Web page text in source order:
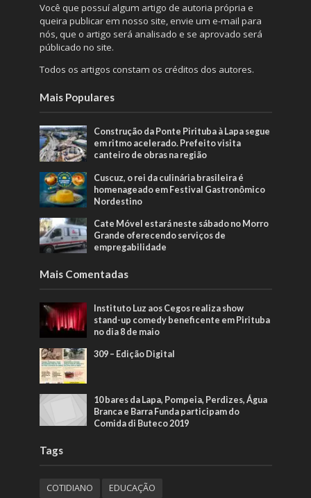
Você que possuí algum artigo de autoria própria e
queira publicar em nosso site, envie um e-mail para
nós, que o artigo será analisado e se aprovado será
públicado no site.
Todos os artigos constam os créditos dos autores.
Mais Populares
Construção da Ponte Pirituba à Lapa segue
em ritmo acelerado. Prefeito visita
canteiro de obras na região
Cuscuz, o rei da culinária brasileira é
homenageado em Festival Gastronômico
Nordestino
Cate Móvel estará neste sábado no Morro
Grande oferecendo serviços de
empregabilidade
Mais Comentadas
Instituto Luz aos Cegos realiza show
stand-up comedy beneficente em Pirituba
no dia 8 de maio
309 – Edição Digital
10 bares da Lapa, Pompeia, Perdizes, Água
Branca e Barra Funda participam do
Comida di Buteco 2019
Tags
COTIDIANO EDUCAÇÃO